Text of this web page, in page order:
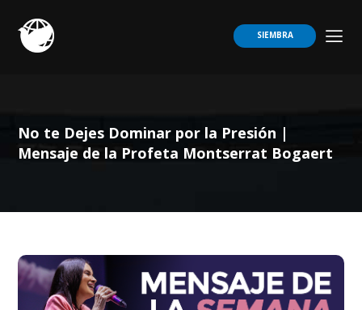
SIEMBRA
No te Dejes Dominar por la Presión |
Mensaje de la Profeta Montserrat Bogaert